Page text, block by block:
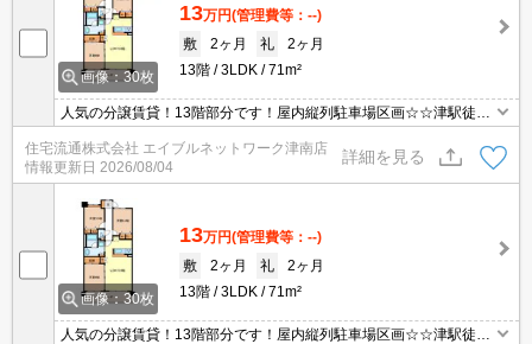
画像：30枚
13万円(管理費等：--)
敷
2ヶ月 礼
2ヶ月
13階
3LDK 71m²
人気の分譲賃貸！13階部分です！屋内縦列駐車場区画☆☆津駅徒歩
圏内で、設備ももちろん充実しています!１３階の角部屋☆オススメ
です♪♪
住宅流通株式会社 エイブルネットワーク津南店
情報更新日 2026/08/04
詳細を見る
画像：30枚
13万円(管理費等：--)
敷
2ヶ月 礼
2ヶ月
13階
3LDK 71m²
人気の分譲賃貸！13階部分です！屋内縦列駐車場区画☆☆津駅徒歩